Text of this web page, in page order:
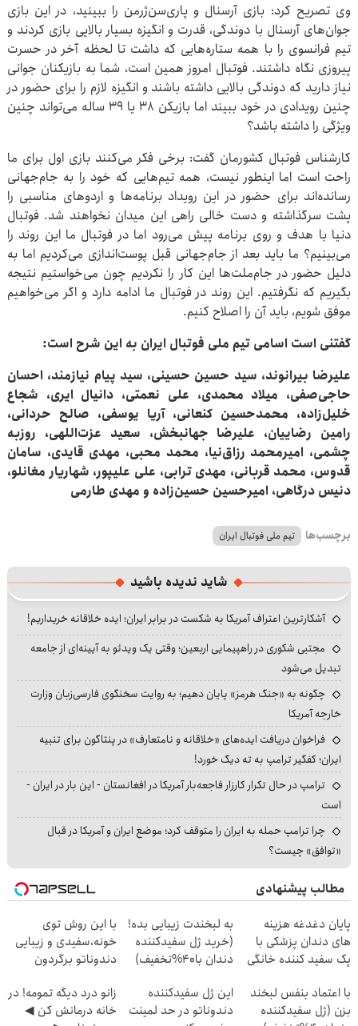
وی تصریح کرد: بازی آرسنال و پاری‌سن‌ژرمن را ببینید، در این بازی
جوان‌های آرسنال با دوندگی، قدرت و انگیزه بسیار بالایی بازی کردند و
تیم فرانسوی را با همه ستاره‌هایی که داشت تا لحظه آخر در حسرت
پیروزی نگاه داشتند. فوتبال امروز همین است، شما به بازیکنان جوانی
نیاز دارید که دوندگی بالایی داشته باشند و انگیزه لازم را برای حضور در
چنین رویدادی در خود ببیند اما بازیکن ۳۸ یا ۳۹ ساله می‌تواند چنین
ویژگی را داشته باشد؟
کارشناس فوتبال کشورمان گفت: برخی فکر می‌کنند بازی اول برای ما
راحت است اما اینطور نیست، همه تیم‌هایی که خود را به جام‌جهانی
رسانده‌اند برای حضور در این رویداد برنامه‌ها و اردوهای مناسبی را
پشت سرگذاشته و دست خالی راهی این میدان نخواهند شد. فوتبال
دنیا با هدف و روی برنامه پیش می‌رود اما در فوتبال ما این روند را
می‌بینیم؟ ما باید بعد از جام‌جهانی قبل پوست‌اندازی می‌کردیم اما به
دلیل حضور در جام‌ملت‌ها این کار را نکردیم چون می‌خواستیم نتیجه
بگیریم که نگرفتیم. این روند در فوتبال ما ادامه دارد و اگر می‌خواهیم
موفق شویم، باید آن را اصلاح کنیم.
گفتنی است اسامی تیم ملی فوتبال ایران به این شرح است:
علیرضا بیرانوند، سید حسین حسینی، سید پیام نیازمند، احسان
حاجی‌صفی، میلاد محمدی، علی نعمتی، دانیال ایری، شجاع
خلیل‌زاده، محمدحسین کنعانی، آریا یوسفی، صالح حردانی،
رامین رضاییان، علیرضا جهانبخش، سعید عزت‌اللهی، روزبه
چشمی، امیرمحمد رزاق‌نیا، محمد محبی، مهدی قایدی، سامان
قدوس، محمد قربانی، مهدی ترابی، علی علیپور، شهاریار مغانلو،
دنیس درگاهی، امیرحسین حسین‌زاده و مهدی طارمی
برچسب‌ها تیم ملی فوتبال ایران
شاید ندیده باشید
آشکارترین اعتراف آمریکا به شکست در برابر ایران؛ ایده خلاقانه خریداریم!
مجتبی شکوری در راهپیمایی اربعین؛ وقتی یک ویدئو به آیینه‌ای از جامعه
تبدیل می‌شود
چگونه به «جنگ هرمز» پایان دهیم؛ به روایت سخنگوی فارسی‌زبان وزارت
خارجه آمریکا
فراخوان دریافت ایده‌های «خلاقانه و نامتعارف» در پنتاگون برای تنبیه
ایران؛ کفگیر ترامپ به ته دیگ خورد!
ترامپ در حال تکرار کارزار فاجعه‌بار آمریکا در افغانستان - این بار در ایران -
است
چرا ترامپ حمله به ایران را متوقف کرد؛ موضع ایران و آمریکا در قبال
«توافق» چیست؟
مطالب پیشنهادی
پایان دغدغه هزینه
های دندان پزشکی با
پک سفید کننده خانگی
به لبخندت زیبایی بده!
(خرید ژل سفیدکننده
دندان با40%تخفیف)
با این روش توی
خونه،سفیدی و زیبایی
دندوناتو برگردون
با اعتماد بنفس لبخند
بزن (ژل سفیدکننده
این ژل سفیدکننده
دندوناتو در حد لمینت
زانو درد دیگه تمومه! در
خانه درمانش کن ◀